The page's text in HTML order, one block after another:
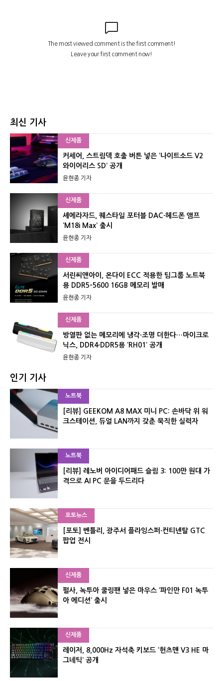
최신 기사
신제품
커세어, 스트림덱 호출 버튼 넣은 ‘나이트소드 V2
와이어리스 SD’ 공개
윤현종 기자
신제품
셰에라자드, 퀘스타일 포터블 DAC·헤드폰 앰프
‘M18i Max’ 출시
윤현종 기자
신제품
서린씨앤아이, 온다이 ECC 적용한 팀그룹 노트북
용 DDR5-5600 16GB 메모리 발매
윤현종 기자
신제품
방열판 없는 메모리에 냉각·조명 더한다…마이크로
닉스, DDR4·DDR5용 ‘RH01’ 공개
윤현종 기자
인기 기사
노트북
[리뷰] GEEKOM A8 MAX 미니 PC: 손바닥 위 워
크스테이션, 듀얼 LAN까지 갖춘 묵직한 실력자
노트북
[리뷰] 레노버 아이디어패드 슬림 3: 100만 원대 가
격으로 AI PC 문을 두드리다
포토뉴스
[포토] 벤틀리, 광주서 플라잉스퍼·컨티넨탈 GTC
팝업 전시
신제품
펄사, 녹투아 쿨링팬 넣은 마우스 ‘파인만 F01 녹투
아 에디션’ 출시
신제품
레이저, 8,000Hz 자석축 키보드 ‘헌츠맨 V3 HE 마
그네틱’ 공개